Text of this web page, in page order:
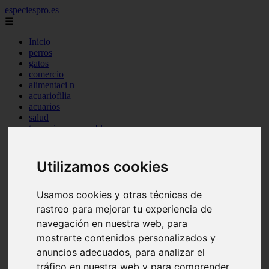
Utilizamos cookies
Usamos cookies y otras técnicas de
rastreo para mejorar tu experiencia de
navegación en nuestra web, para
mostrarte contenidos personalizados y
anuncios adecuados, para analizar el
tráfico en nuestra web y para comprender
especiespro.es
☰
Inicio
perros
gatos
comercio
alimentaci n
acuariofilia
acuarios
salud
tenencia responsable
aves
marketing
peque os mam feros
verano
legislaci n
peluquer a
accesorios
peluquer a canina
complementos